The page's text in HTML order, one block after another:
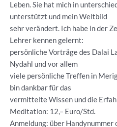
Leben. Sie hat mich in
unterstützt und mein Weltbild
sehr verändert. Ich habe in der
Lehrer kennen gelernt:
persönliche Vorträge des Dalai
Nydahl und vor allem
viele persönliche Treffen in
bin dankbar für das
vermittelte Wissen und die
Meditation: 12,– Euro/Std.
Anmeldung: über Handynummer